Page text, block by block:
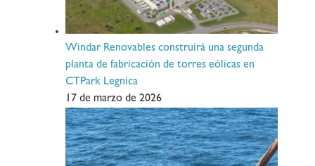
Windar Renovables construirá una segunda
planta de fabricación de torres eólicas en
CTPark Legnica
17 de marzo de 2026